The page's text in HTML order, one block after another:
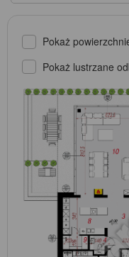
Pokaż
Pokaż lustrzane